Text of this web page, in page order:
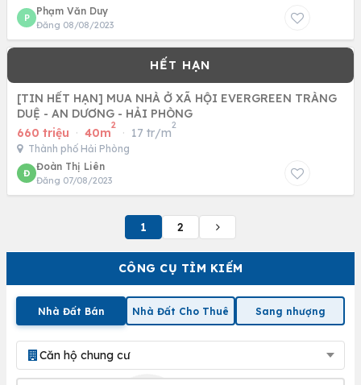
CÔNG CỤ TÌM KIẾM
Nhà Đất Bán Nhà Đất Cho Thuê Sang nhượng
Căn hộ chung cư
P
Phạm Văn Duy
Đăng 08/08/2023
[TIN HẾT HẠN] MUA NHÀ Ở XÃ HỘI EVERGREEN TRÀNG
DUỆ - AN DƯƠNG - HẢI PHÒNG
660 triệu · 40m
2
· 17 tr/m
2
Thành phố Hải Phòng
Đ
Đoàn Thị Liên
Đăng 07/08/2023
1 2